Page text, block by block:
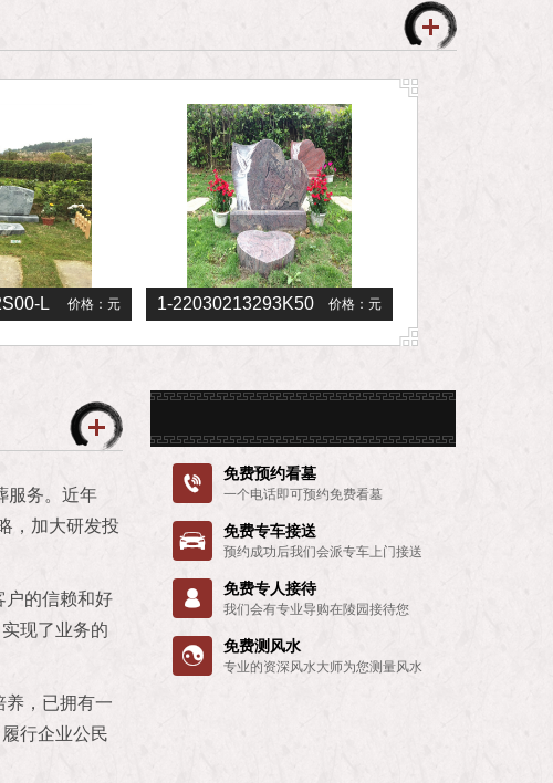
：元 1-220302132S00-L 价格：元 1-22030213293K50
服务。近年
，加大研发投
的信赖和好
现了业务的
，已拥有一
行企业公民
 免费预约看墓
一个电话即可预约免费看墓
 免费专车接送
预约成功后我们会派专车上门接送
 免费专人接待
我们会有专业导购在陵园接待您
 免费测风水
专业的资深风水大师为您测量风水